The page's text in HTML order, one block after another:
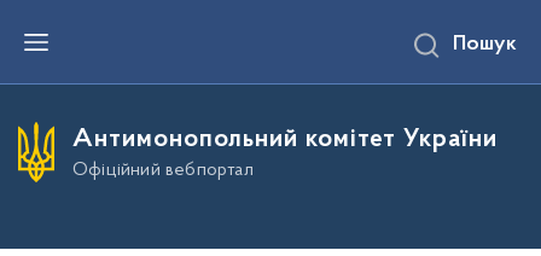
е
и
д
Пошук
Антимонопольний комітет України
Офіційний вебпортал